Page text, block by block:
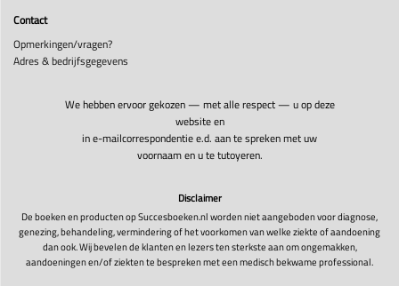
Contact
Opmerkingen/vragen?
Adres & bedrijfsgegevens
We hebben ervoor gekozen — met alle respect — u op deze
website en
in e-mailcorrespondentie e.d. aan te spreken met uw
voornaam en u te tutoyeren.
Disclaimer
De boeken en producten op Succesboeken.nl worden niet aangeboden voor diagnose,
genezing, behandeling, vermindering of het voorkomen van welke ziekte of aandoening
dan ook. Wij bevelen de klanten en lezers ten sterkste aan om ongemakken,
aandoeningen en/of ziekten te bespreken met een medisch bekwame professional.